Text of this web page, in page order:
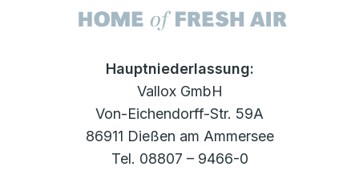
Hauptniederlassung:
Vallox GmbH
Von-Eichendorff-Str. 59A
86911 Dießen am Ammersee
Tel. 08807 – 9466-0